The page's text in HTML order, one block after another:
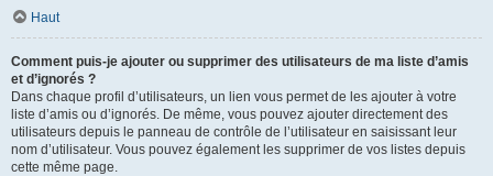
Haut
Comment puis-je ajouter ou supprimer des utilisateurs de ma liste d’amis
et d’ignorés ?
Dans chaque profil d’utilisateurs, un lien vous permet de les ajouter à votre
liste d’amis ou d’ignorés. De même, vous pouvez ajouter directement des
utilisateurs depuis le panneau de contrôle de l’utilisateur en saisissant leur
nom d’utilisateur. Vous pouvez également les supprimer de vos listes depuis
cette même page.